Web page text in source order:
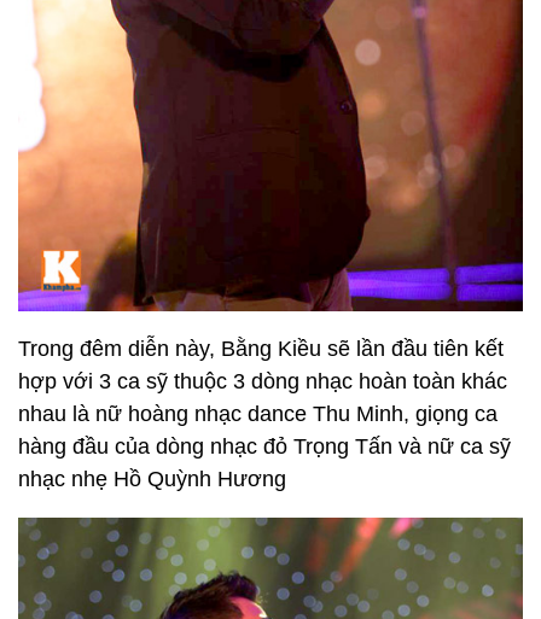
Trong đêm diễn này, Bằng Kiều sẽ lần đầu tiên kết
hợp với 3 ca sỹ thuộc 3 dòng nhạc hoàn toàn khác
nhau là nữ hoàng nhạc dance Thu Minh, giọng ca
hàng đầu của dòng nhạc đỏ Trọng Tấn và nữ ca sỹ
nhạc nhẹ Hồ Quỳnh Hương